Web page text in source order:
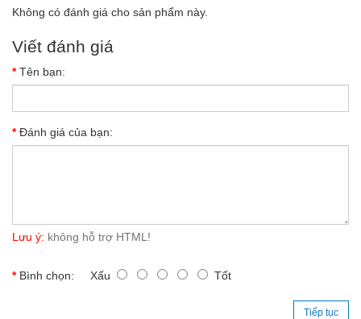
Không có đánh giá cho sản phẩm này.
Viết đánh giá
Tên bạn:
Đánh giá của bạn:
Lưu ý: không hỗ trợ HTML!
Bình chọn: Xấu Tốt
Tiếp tục